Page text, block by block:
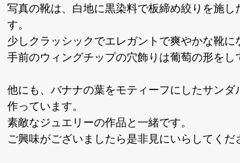
写真の靴は、白地に黒染料で板締め絞りを施
す。
少しクラッシックでエレガントで爽やかな靴に
手前のウィングチップの穴飾りは葡萄の形をし
他にも、バナナの葉をモティーフにしたサン
作っています。
素敵なジュエリーの作品と一緒です。
ご興味がございましたら是非見にいらしてくだ